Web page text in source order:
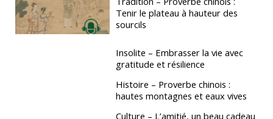
Tenir le plateau à hauteur des
sourcils
Insolite – Embrasser la vie avec
gratitude et résilience
Histoire – Proverbe chinois :
hautes montagnes et eaux vives
Culture – L’amitié, un beau cadeau